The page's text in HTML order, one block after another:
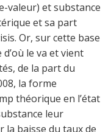
valeur) et substance
et sa part
Or, sur cette base
le va et vient
de la part du
la forme
théorique en l’état
leur
la baisse du taux de